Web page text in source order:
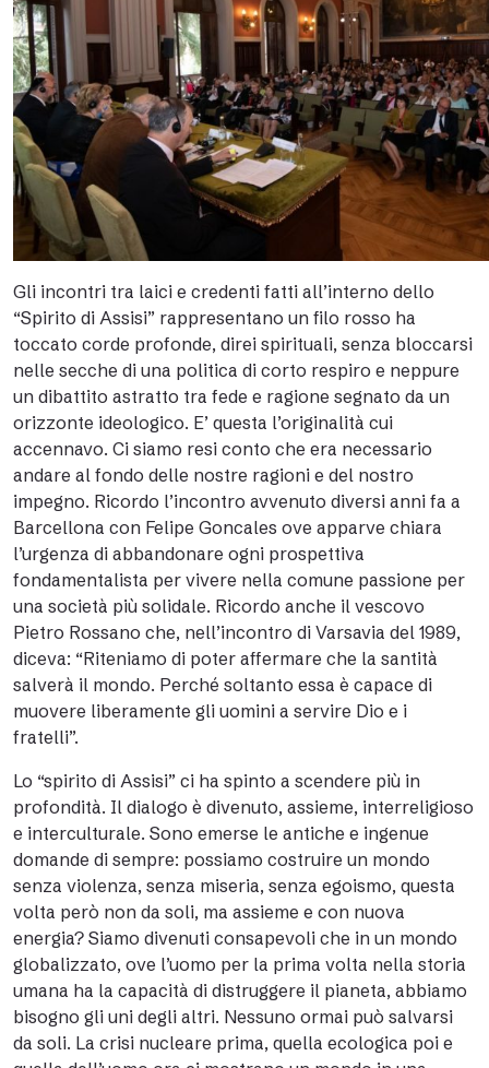
Gli incontri tra laici e credenti fatti all’interno dello
“Spirito di Assisi” rappresentano un filo rosso ha
toccato corde profonde, direi spirituali, senza bloccarsi
nelle secche di una politica di corto respiro e neppure
un dibattito astratto tra fede e ragione segnato da un
orizzonte ideologico. E’ questa l’originalità cui
accennavo. Ci siamo resi conto che era necessario
andare al fondo delle nostre ragioni e del nostro
impegno. Ricordo l’incontro avvenuto diversi anni fa a
Barcellona con Felipe Goncales ove apparve chiara
l’urgenza di abbandonare ogni prospettiva
fondamentalista per vivere nella comune passione per
una società più solidale. Ricordo anche il vescovo
Pietro Rossano che, nell’incontro di Varsavia del 1989,
diceva: “Riteniamo di poter affermare che la santità
salverà il mondo. Perché soltanto essa è capace di
muovere liberamente gli uomini a servire Dio e i
fratelli”.
Lo “spirito di Assisi” ci ha spinto a scendere più in
profondità. Il dialogo è divenuto, assieme, interreligioso
e interculturale. Sono emerse le antiche e ingenue
domande di sempre: possiamo costruire un mondo
senza violenza, senza miseria, senza egoismo, questa
volta però non da soli, ma assieme e con nuova
energia? Siamo divenuti consapevoli che in un mondo
globalizzato, ove l’uomo per la prima volta nella storia
umana ha la capacità di distruggere il pianeta, abbiamo
bisogno gli uni degli altri. Nessuno ormai può salvarsi
da soli. La crisi nucleare prima, quella ecologica poi e